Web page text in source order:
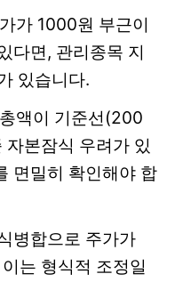
가 1000원 부근이
다면, 관리종목 지
있습니다.
액이 기준선(200
본잠식 우려가 있
면밀히 확인해야 합
병합으로 주가가
는 형식적 조정일